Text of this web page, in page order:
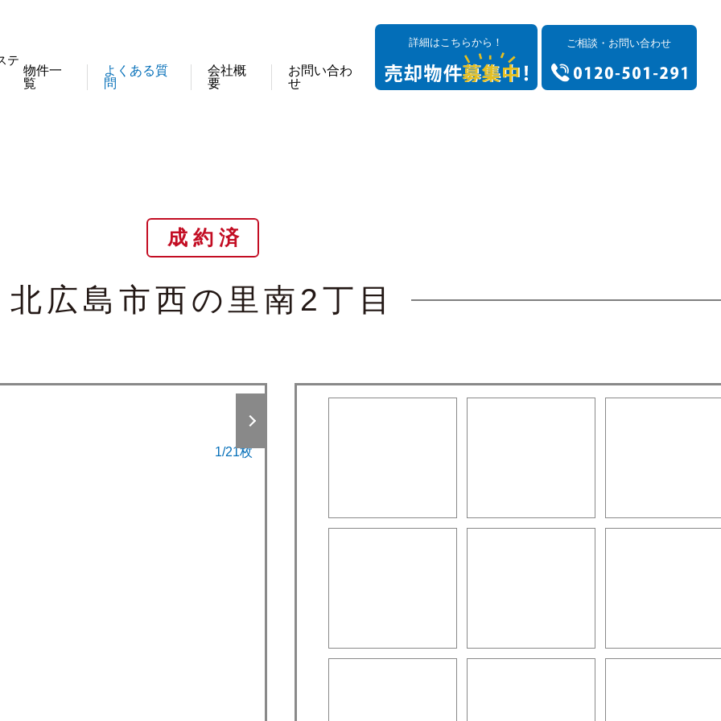
テ
物件一
覧
よくある質
問
会社概
要
お問い合わ
せ
詳細はこちらから！ ご相談・お問い合わせ
成 約 済
北広島市西の里南2丁目
2/21枚